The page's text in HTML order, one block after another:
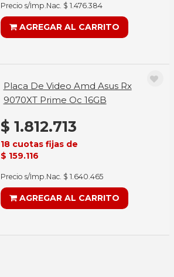
Precio s/Imp.Nac. $ 1.476.384
AGREGAR AL CARRITO
Placa De Video Amd Asus Rx
9070XT Prime Oc 16GB
$ 1.812.713
18 cuotas fijas de
$ 159.116
Precio s/Imp.Nac. $ 1.640.465
AGREGAR AL CARRITO